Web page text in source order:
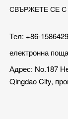
СВЪРЖЕТЕ СЕ
Тел: +86-
електронна
Адрес: No.187
Qingdao City,